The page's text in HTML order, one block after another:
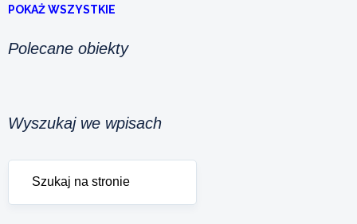
POKAŻ WSZYSTKIE
Polecane obiekty
Wyszukaj we wpisach